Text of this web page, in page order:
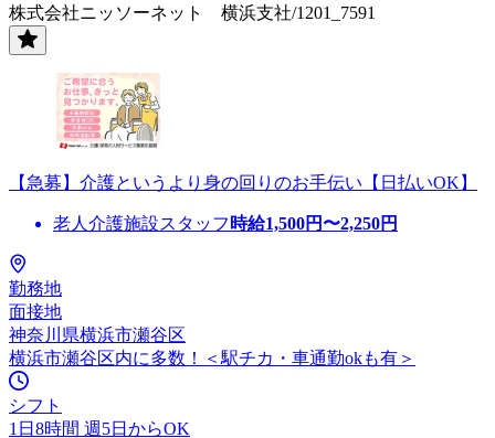
株式会社ニッソーネット 横浜支社/1201_7591
【急募】介護というより身の回りのお手伝い【日払いOK】
老人介護施設スタッフ 時給1,500円〜2,250円
勤務地
面接地
神奈川県横浜市瀬谷区
横浜市瀬谷区内に多数！＜駅チカ・車通勤okも有＞
シフト
1日8時間 週5日からOK